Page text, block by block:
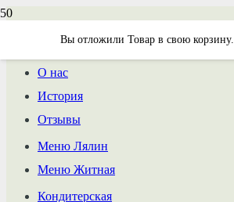
Вы отложили Товар в свою корзину.
О нас
История
Отзывы
Меню Лялин
Меню Житная
Кондитерская